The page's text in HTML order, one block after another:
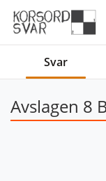
Svar
Avslagen 8